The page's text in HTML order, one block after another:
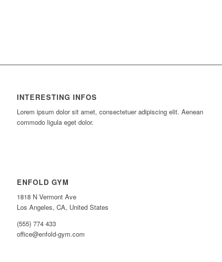
INTERESTING INFOS
Lorem ipsum dolor sit amet, consectetuer adipiscing elit. Aenean
commodo ligula eget dolor.
ENFOLD GYM
1818 N Vermont Ave
Los Angeles, CA, United States
(555) 774 433
office@enfold-gym.com